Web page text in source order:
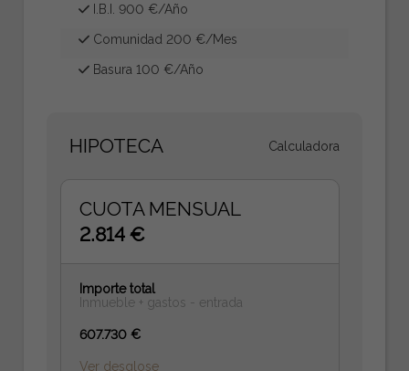
I.B.I. 900 €/Año
Comunidad 200 €/Mes
Basura 100 €/Año
HIPOTECA Calculadora
CUOTA MENSUAL
2.814 €
Importe total
Inmueble + gastos - entrada
607.730 €
Ver desglose